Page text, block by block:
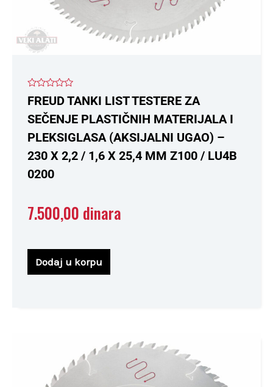
Ocenjeno
sa
0
od
FREUD TANKI LIST TESTERE ZA
SEČENJE PLASTIČNIH MATERIJALA I
PLEKSIGLASA (AKSIJALNI UGAO) –
230 X 2,2 / 1,6 X 25,4 MM Z100 / LU4B
0200
7.500,00 dinara
Dodaj u korpu